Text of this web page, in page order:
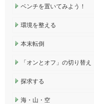
ベンチを置いてみよう！
環境を整える
本末転倒
「オンとオフ」の切り替え
探求する
海・山・空